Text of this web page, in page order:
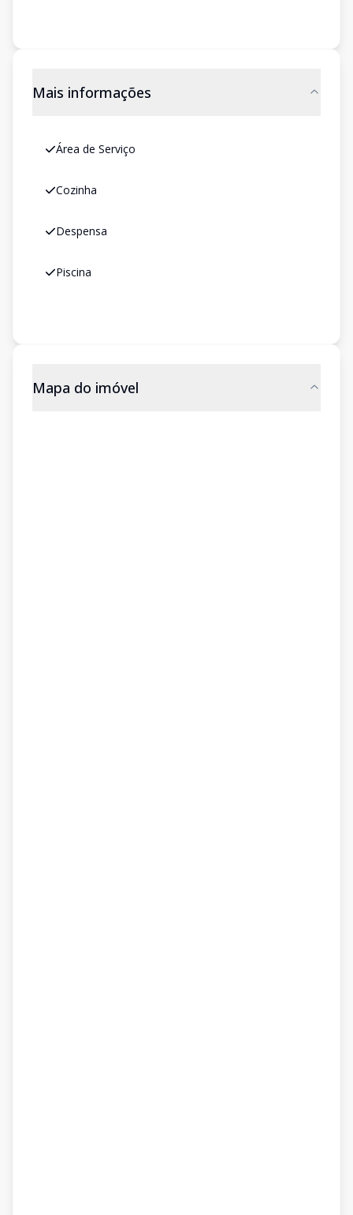
Mais informações
Área de Serviço
Cozinha
Despensa
Piscina
Mapa do imóvel